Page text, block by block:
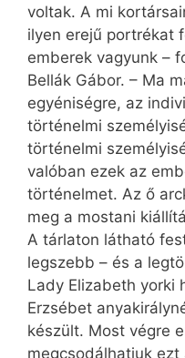
voltak. A mi
ilyen erejű portrékat
emberek vagyunk –
Bellák Gábor. – Ma
egyéniségre, az
történelmi
történelmi
valóban ezek az
történelmet. Az ő
meg a mostani
A tárlaton látható
legszebb – és a
Lady Eliza­beth yorki
Erzsébet
készült. Most végre
megcsodálhatjuk